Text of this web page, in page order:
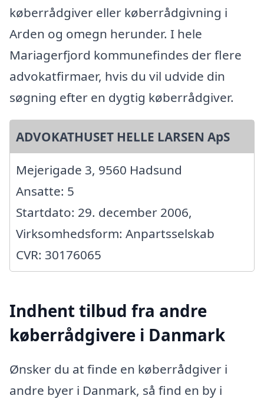
køberrådgiver eller køberrådgivning i
Arden og omegn herunder. I hele
Mariagerfjord kommunefindes der flere
advokatfirmaer, hvis du vil udvide din
søgning efter en dygtig køberrådgiver.
ADVOKATHUSET HELLE LARSEN ApS
Mejerigade 3, 9560 Hadsund
Ansatte: 5
Startdato: 29. december 2006,
Virksomhedsform: Anpartsselskab
CVR: 30176065
Indhent tilbud fra andre
køberrådgivere i Danmark
Ønsker du at finde en køberrådgiver i
andre byer i Danmark, så find en by i